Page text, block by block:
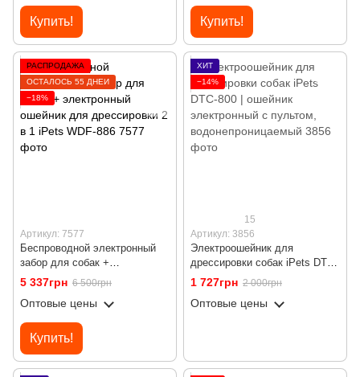
Купить! Купить!
РАСПРОДАЖА
ОСТАЛОСЬ 55 ДНЕЙ
−18%
Артикул: 7577
Беспроводной электронный
забор для собак +
электронный ошейник для
дрессировки 2 в 1 iPets WDF-
886
5 337грн 6 500грн
Оптовые цены
Купить!
ХИТ
−14%
15
Артикул: 3856
Электроошейник для
дрессировки собак iPets DTC-
800 | ошейник электронный с
пультом, водонепроницаемый
1 727грн 2 000грн
Оптовые цены